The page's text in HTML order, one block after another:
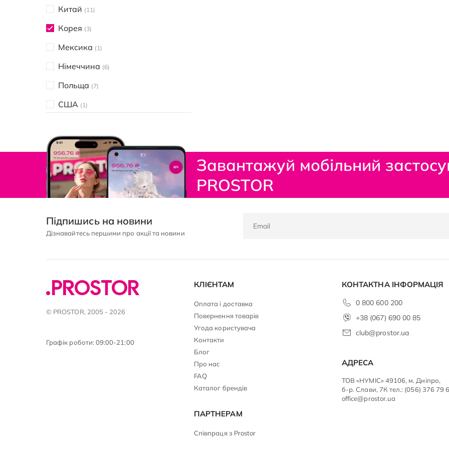
Китай 11
Корея 3
Мексика 1
Німеччина 6
Польща 7
США 1
Фінляндія 1
Франція 1
Завантажуй мобільний
PROSTOR
Підпишись на новини
Дізнавайтесь першими про акції та новини
© PROSTOR, 2005 - 2026
Графік роботи: 09:00-21:00
КЛІЄНТАМ
Оплата і доставка
Повернення товарів
Угода користувача
Контакти
Блог
Про нас
FAQ
Каталог брендів
ПАРТНЕРАМ
Співпраця з Prostor
КОНТАКТНА ІНФОРМАЦІЯ
0 800 600 200
+38 (067) 690 00 85
club@prostor.ua
АДРЕСА
ТОВ «НУМІС» 49106, м. Дніпро,
б-р. Слави, 7К тел.: (056) 376 79
office@prostor.ua